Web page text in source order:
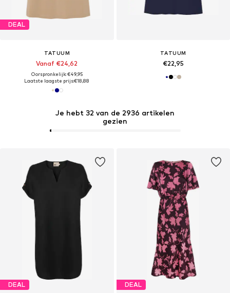
Je hebt 32 van de 2936 artikelen
gezien
DEAL
TATUUM
Vanaf €24,62
Oorspronkelijk: €49,95
Laatste laagste prijs:€18,88
TATUUM
€22,95
DEAL DEAL